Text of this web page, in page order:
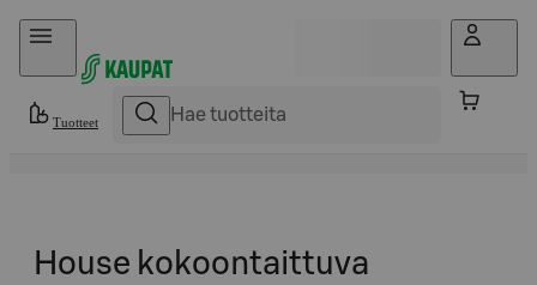
Hyppää sisältöön
Tuotteet
House kokoontaittuva